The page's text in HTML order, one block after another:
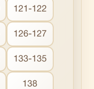
121-122
126-127
133-135
138